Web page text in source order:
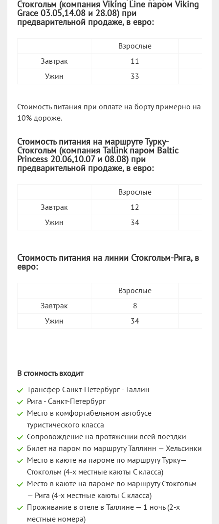
Стокгольм (компания Viking Line паром Viking
Grace 03.05,14.08 и 28.08) при
предварительной продаже, в евро:
Взрослые
Завтрак
11
Ужин
33
Стоимость питания при оплате на борту примерно на
10% дороже.
Стоимость питания на маршруте Турку-
Стокгольм (компания Tallink паром Baltic
Princess 20.06,10.07 и 08.08) при
предварительной продаже, в евро:
Взрослые
Завтрак
12
Ужин
34
Стоимость питания на линии Стокгольм-Рига, в
евро:
Взрослые
Завтрак
8
Ужин
34
В стоимость входит
Трансфер Санкт-Петербург - Таллин
Рига - Санкт-Петербург
Место в комфортабельном автобусе
туристического класса
Сопровождение на протяжении всей поездки
Билет на паром по маршруту Таллинн — Хельсинки
Место в каюте на пароме по маршруту Турку—
Стокгольм (4-х местные каюты С класса)
Место в каюте на пароме по маршруту Стокгольм
— Рига (4-х местные каюты С класса)
Проживание в отеле в Таллине — 1 ночь (2-х
местные номера)